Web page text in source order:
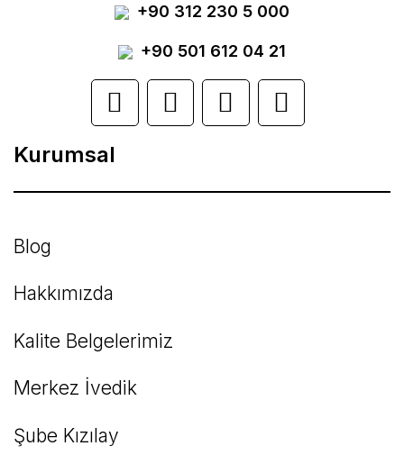
Ürün resmi kalitesiz, bozuk veya
görüntülenemiyor.
Ürün açıklamasında eksik bilgiler bulunuyor.
Ürün bilgilerinde hatalar bulunuyor.
Ürün fiyatı diğer sitelerden daha pahalı.
Bu ürüne benzer farklı alternatifler olmalı.
+90 312 230 5 000
+90 501 612 04 21
Kurumsal
Blog
Hakkımızda
Kalite Belgelerimiz
Merkez İvedik
Şube Kızılay